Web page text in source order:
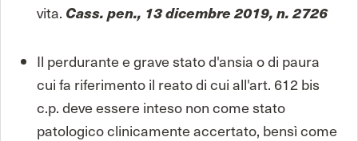
vita. Cass. pen., 13 dicembre 2019, n. 2726
Il perdurante e grave stato d'ansia o di paura
cui fa riferimento il reato di cui all'art. 612 bis
c.p. deve essere inteso non come stato
patologico clinicamente accertato, bensì come